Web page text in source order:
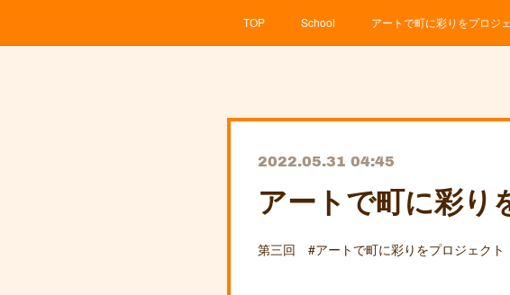
TOP School アートで町に彩りをプロジ
2022.05.31 04:45
アートで町に彩
第三回 #アートで町に彩りをプロジェク